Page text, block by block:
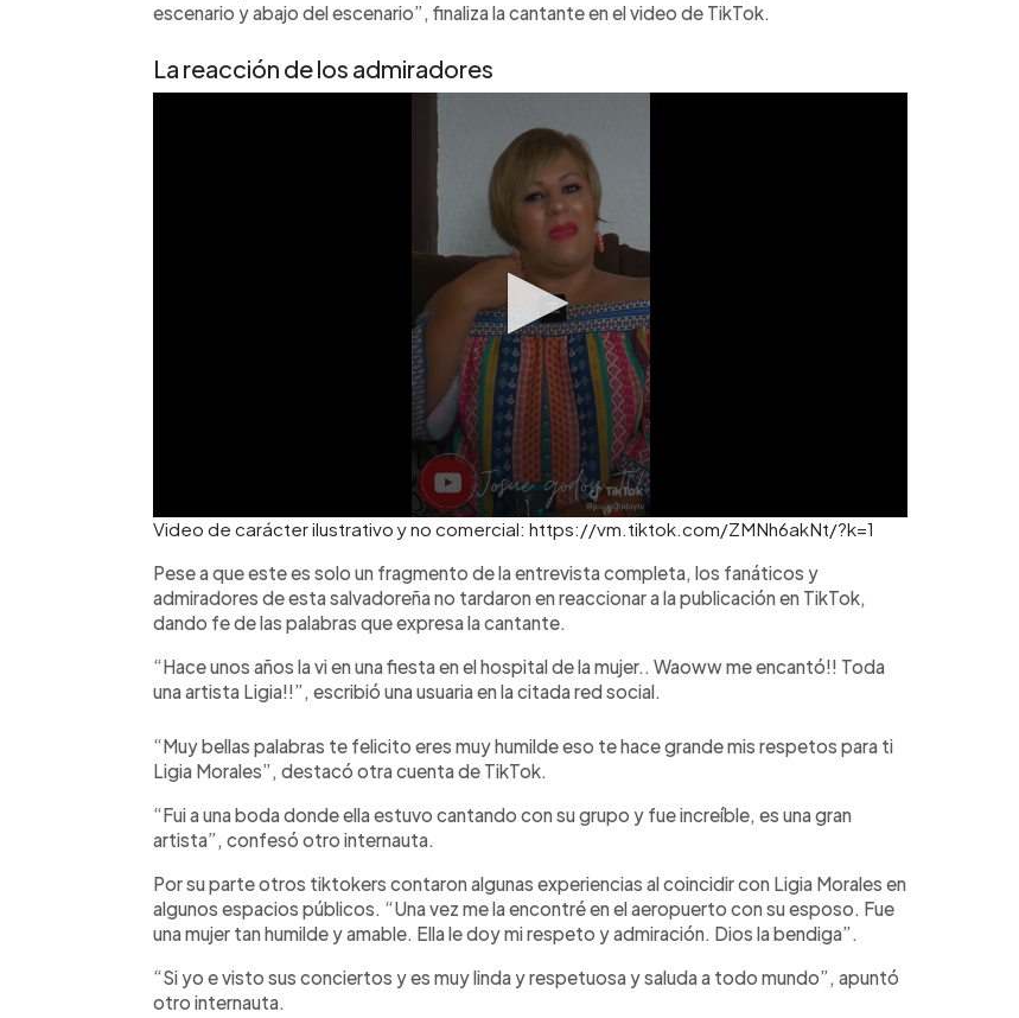
escenario y abajo del escenario”, finaliza la cantante en el video de TikTok.
La reacción de los admiradores
Video de carácter ilustrativo y no comercial: https://vm.tiktok.com/ZMNh6akNt/?k=1
Pese a que este es solo un fragmento de la entrevista completa, los fanáticos y
admiradores de esta salvadoreña no tardaron en reaccionar a la publicación en TikTok,
dando fe de las palabras que expresa la cantante.
“Hace unos años la vi en una fiesta en el hospital de la mujer.. Waoww me encantó!! Toda
una artista Ligia!!”, escribió una usuaria en la citada red social.
“Muy bellas palabras te felicito eres muy humilde eso te hace grande mis respetos para ti
Ligia Morales”, destacó otra cuenta de TikTok.
“Fui a una boda donde ella estuvo cantando con su grupo y fue increíble, es una gran
artista”, confesó otro internauta.
Por su parte otros tiktokers contaron algunas experiencias al coincidir con Ligia Morales en
algunos espacios públicos. “Una vez me la encontré en el aeropuerto con su esposo. Fue
una mujer tan humilde y amable. Ella le doy mi respeto y admiración. Dios la bendiga”.
“Si yo e visto sus conciertos y es muy linda y respetuosa y saluda a todo mundo”, apuntó
otro internauta.